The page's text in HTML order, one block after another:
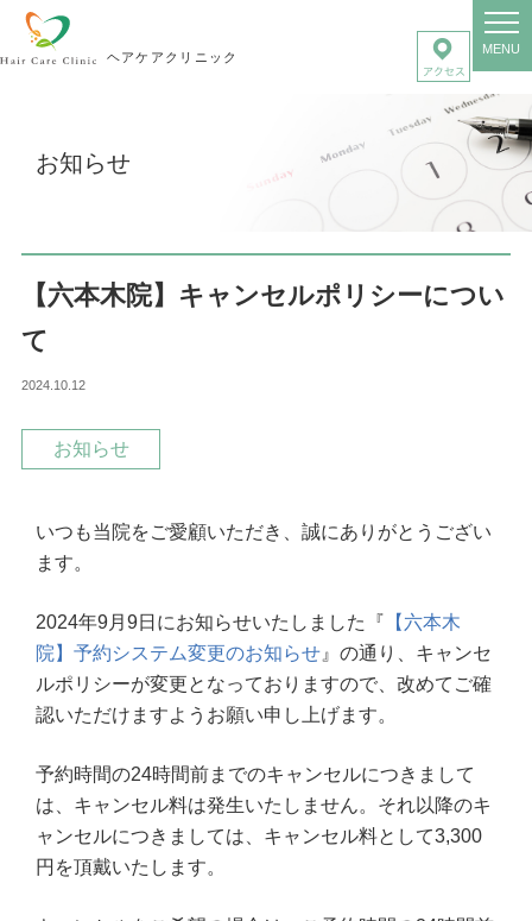
ヘアケアクリニック
MENU
お知らせ
【六本木院】キャンセルポリシーについ
て
2024.10.12
お知らせ
いつも当院をご愛顧いただき、誠にありがとうござい
ます。
2024年9月9日にお知らせいたしました『 【六本木
院】予約システム変更のお知らせ 』の通り、キャンセ
ルポリシーが変更となっておりますので、改めてご確
認いただけますようお願い申し上げます。
予約時間の24時間前までのキャンセルにつきまして
は、キャンセル料は発生いたしません。それ以降のキ
ャンセルにつきましては、キャンセル料として3,300
円を頂戴いたします。